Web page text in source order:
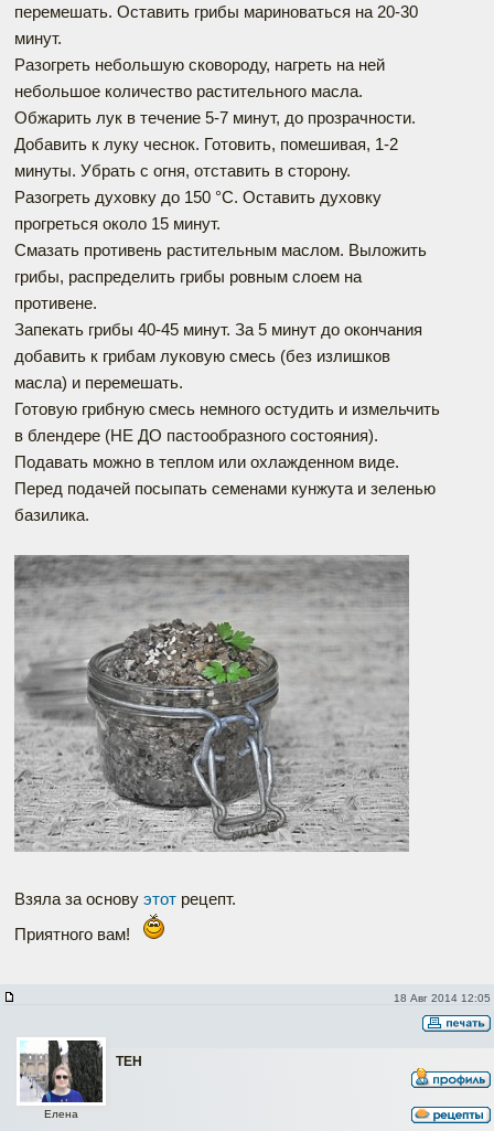
перемешать. Оставить грибы мариноваться на 20-30
минут.
Разогреть небольшую сковороду, нагреть на ней
небольшое количество растительного масла.
Обжарить лук в течение 5-7 минут, до прозрачности.
Добавить к луку чеснок. Готовить, помешивая, 1-2
минуты. Убрать с огня, отставить в сторону.
Разогреть духовку до 150 °C. Оставить духовку
прогреться около 15 минут.
Смазать противень растительным маслом. Выложить
грибы, распределить грибы ровным слоем на
противене.
Запекать грибы 40-45 минут. За 5 минут до окончания
добавить к грибам луковую смесь (без излишков
масла) и перемешать.
Готовую грибную смесь немного остудить и измельчить
в блендере (НЕ ДО пастообразного состояния).
Подавать можно в теплом или охлажденном виде.
Перед подачей посыпать семенами кунжута и зеленью
базилика.
Взяла за основу этот рецепт.
Приятного вам!
18 Авг 2014 12:05
ТЕН
Елена